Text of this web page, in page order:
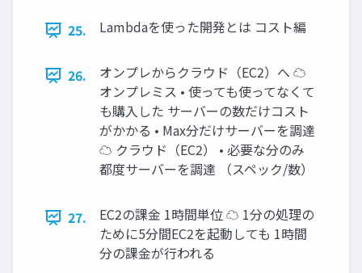
25. Lambdaを使った開発とは コスト編
26.
オンプレからクラウド（EC2）へ ☁
オンプレミス • 使っても使ってなくて
も購入した サーバーの数だけコスト
がかかる • Max分だけサーバーを調達
☁ クラウド（EC2） • 必要な分のみ
都度サーバーを調達 （スペック/数）
27.
EC2の課金 1時間単位 ☁ 1分の処理の
ために5分間EC2を起動しても 1時間
分の課金が行われる